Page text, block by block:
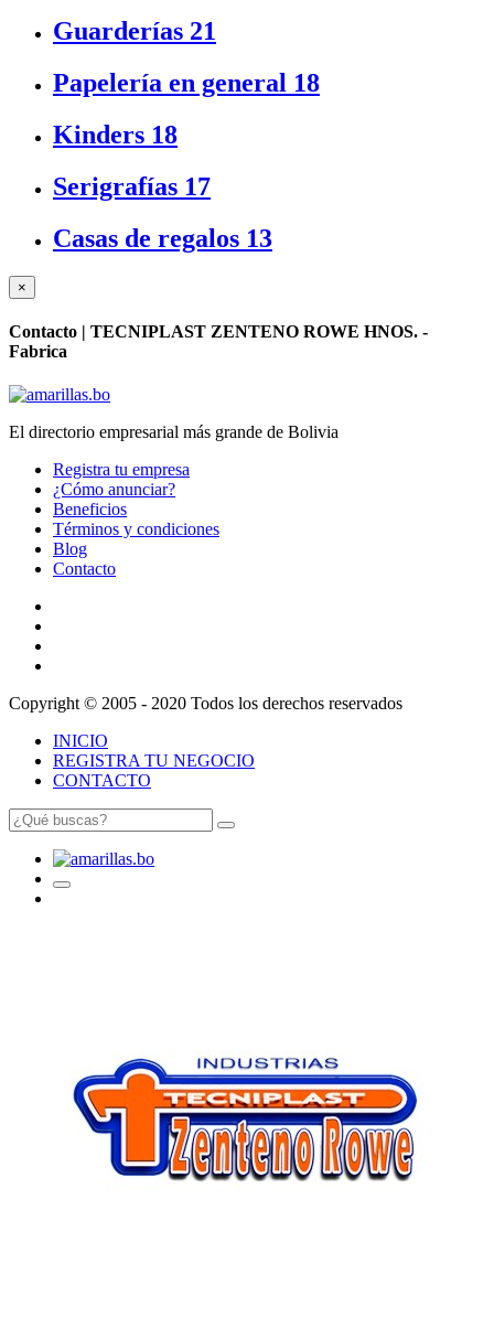
Guarderías 21
Papelería en general 18
Kinders 18
Serigrafías 17
Casas de regalos 13
×
Contacto | TECNIPLAST ZENTENO ROWE HNOS. -
Fabrica
El directorio empresarial más grande de Bolivia
Registra tu empresa
¿Cómo anunciar?
Beneficios
Términos y condiciones
Blog
Contacto
Copyright © 2005 - 2020 Todos los derechos reservados
INICIO
REGISTRA TU NEGOCIO
CONTACTO